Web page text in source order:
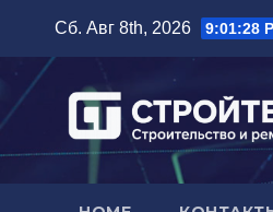
содержимому
Сб. Авг 8th, 2026 9:01:29